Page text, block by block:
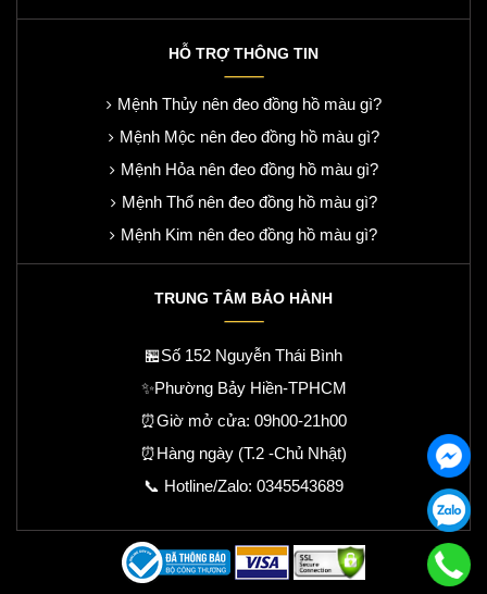
HỖ TRỢ THÔNG TIN
Mệnh Thủy nên đeo đồng hồ màu gì?
Mệnh Mộc nên đeo đồng hồ màu gì?
Mệnh Hỏa nên đeo đồng hồ màu gì?
Mệnh Thổ nên đeo đồng hồ màu gì?
Mệnh Kim nên đeo đồng hồ màu gì?
TRUNG TÂM BẢO HÀNH
🏪Số 152 Nguyễn Thái Bình
✨Phường Bảy Hiền-TPHCM
⏰Giờ mở cửa: 09h00-21h00
⏰Hàng ngày (T.2 -Chủ Nhật)
📞 Hotline/Zalo: 0345543689